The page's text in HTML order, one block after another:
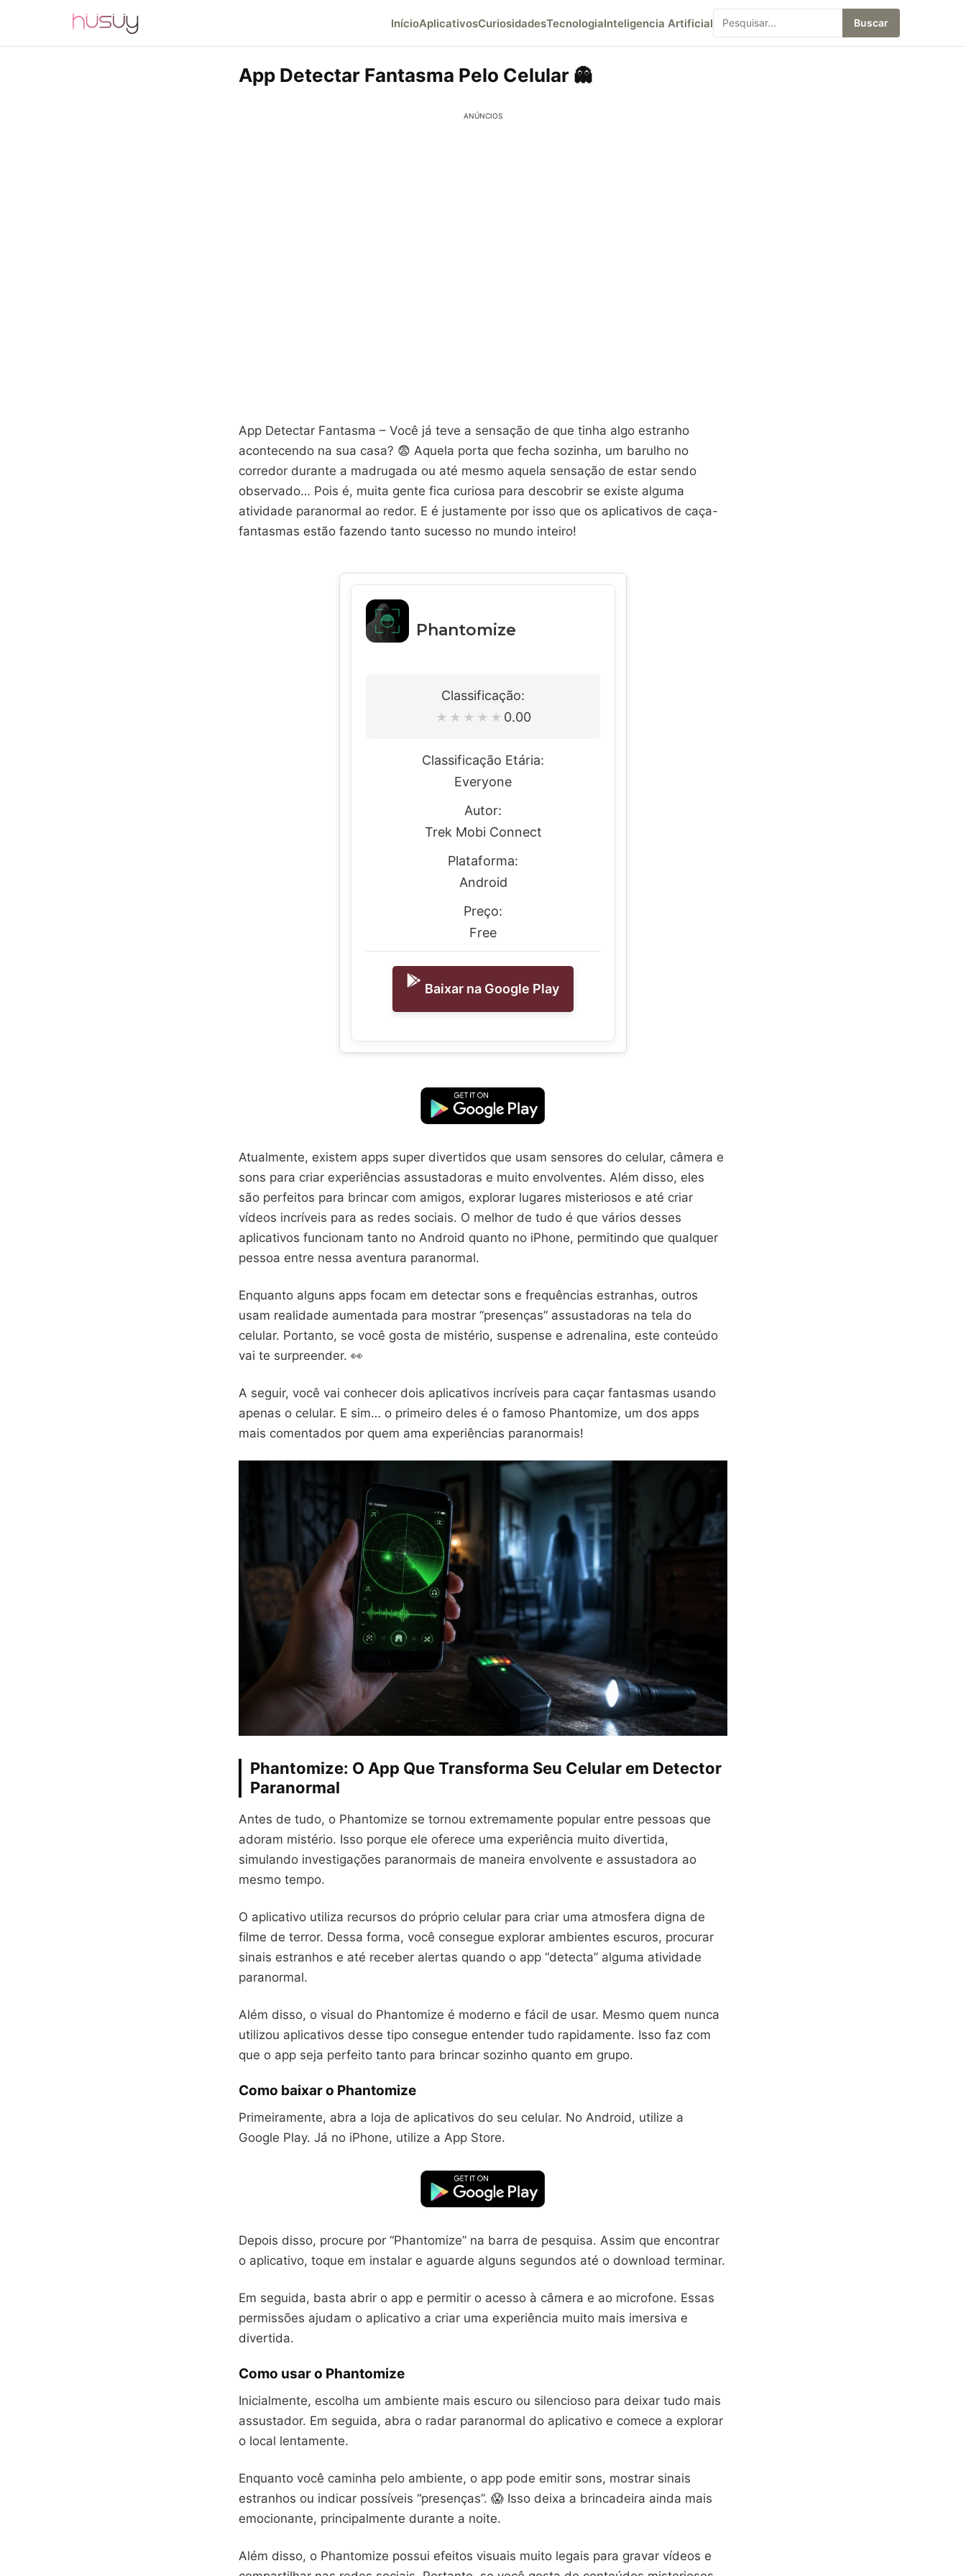
InícioAplicativosCuriosidadesTecnologiaInteligencia Artificial Buscar
App Detectar Fantasma Pelo Celular 👻
ANÚNCIOS
App Detectar Fantasma – Você já teve a sensação de que tinha algo estranho
acontecendo na sua casa? 😨 Aquela porta que fecha sozinha, um barulho no
corredor durante a madrugada ou até mesmo aquela sensação de estar sendo
observado… Pois é, muita gente fica curiosa para descobrir se existe alguma
atividade paranormal ao redor. E é justamente por isso que os aplicativos de caça-
fantasmas estão fazendo tanto sucesso no mundo inteiro!
Phantomize
Classificação:
★ ★ ★ ★ ★ 0.00
Classificação Etária:
Everyone
Autor:
Trek Mobi Connect
Plataforma:
Android
Preço:
Free
Baixar na Google Play
Atualmente, existem apps super divertidos que usam sensores do celular, câmera e
sons para criar experiências assustadoras e muito envolventes. Além disso, eles
são perfeitos para brincar com amigos, explorar lugares misteriosos e até criar
vídeos incríveis para as redes sociais. O melhor de tudo é que vários desses
aplicativos funcionam tanto no Android quanto no iPhone, permitindo que qualquer
pessoa entre nessa aventura paranormal.
Enquanto alguns apps focam em detectar sons e frequências estranhas, outros
usam realidade aumentada para mostrar “presenças” assustadoras na tela do
celular. Portanto, se você gosta de mistério, suspense e adrenalina, este conteúdo
vai te surpreender. 👀
A seguir, você vai conhecer dois aplicativos incríveis para caçar fantasmas usando
apenas o celular. E sim… o primeiro deles é o famoso Phantomize, um dos apps
mais comentados por quem ama experiências paranormais!
Phantomize: O App Que Transforma Seu Celular em Detector
Paranormal
Antes de tudo, o Phantomize se tornou extremamente popular entre pessoas que
adoram mistério. Isso porque ele oferece uma experiência muito divertida,
simulando investigações paranormais de maneira envolvente e assustadora ao
mesmo tempo.
O aplicativo utiliza recursos do próprio celular para criar uma atmosfera digna de
filme de terror. Dessa forma, você consegue explorar ambientes escuros, procurar
sinais estranhos e até receber alertas quando o app “detecta” alguma atividade
paranormal.
Além disso, o visual do Phantomize é moderno e fácil de usar. Mesmo quem nunca
utilizou aplicativos desse tipo consegue entender tudo rapidamente. Isso faz com
que o app seja perfeito tanto para brincar sozinho quanto em grupo.
Como baixar o Phantomize
Primeiramente, abra a loja de aplicativos do seu celular. No Android, utilize a
Google Play. Já no iPhone, utilize a App Store.
Depois disso, procure por “Phantomize” na barra de pesquisa. Assim que encontrar
o aplicativo, toque em instalar e aguarde alguns segundos até o download terminar.
Em seguida, basta abrir o app e permitir o acesso à câmera e ao microfone. Essas
permissões ajudam o aplicativo a criar uma experiência muito mais imersiva e
divertida.
Como usar o Phantomize
Inicialmente, escolha um ambiente mais escuro ou silencioso para deixar tudo mais
assustador. Em seguida, abra o radar paranormal do aplicativo e comece a explorar
o local lentamente.
Enquanto você caminha pelo ambiente, o app pode emitir sons, mostrar sinais
estranhos ou indicar possíveis “presenças”. 😱 Isso deixa a brincadeira ainda mais
emocionante, principalmente durante a noite.
Além disso, o Phantomize possui efeitos visuais muito legais para gravar vídeos e